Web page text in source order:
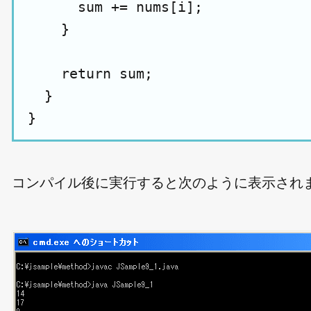
      sum += nums[i];
    }
    return sum;
  }
コンパイル後に実行すると次のように表示され